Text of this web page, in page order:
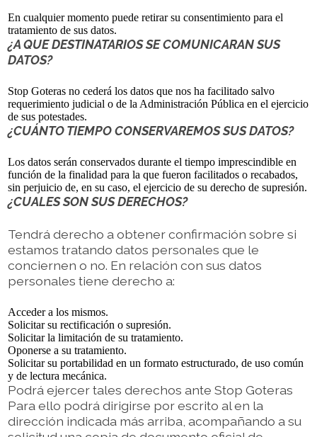
En cualquier momento puede retirar su consentimiento para el
tratamiento de sus datos.
¿A QUE DESTINATARIOS SE COMUNICARAN SUS
DATOS?
Stop Goteras no cederá los datos que nos ha facilitado salvo
requerimiento judicial o de la Administración Pública en el ejercicio
de sus potestades.
¿CUÁNTO TIEMPO CONSERVAREMOS SUS DATOS?
Los datos serán conservados durante el tiempo imprescindible en
función de la finalidad para la que fueron facilitados o recabados,
sin perjuicio de, en su caso, el ejercicio de su derecho de supresión.
¿CUALES SON SUS DERECHOS?
Tendrá derecho a obtener confirmación sobre si
estamos tratando datos personales que le
conciernen o no. En relación con sus datos
personales tiene derecho a:
Acceder a los mismos.
Solicitar su rectificación o supresión.
Solicitar la limitación de su tratamiento.
Oponerse a su tratamiento.
Solicitar su portabilidad en un formato estructurado, de uso común
y de lectura mecánica.
Podrá ejercer tales derechos ante Stop Goteras
Para ello podrá dirigirse por escrito al en la
dirección indicada más arriba, acompañando a su